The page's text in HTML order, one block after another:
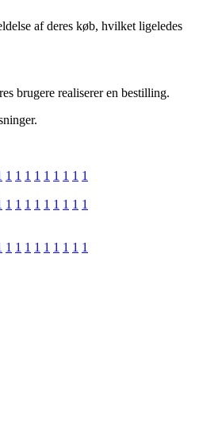
af deres køb, hvilket ligeledes
brugere realiserer en bestilling.
1 1 1 1 1 1 1 1 1
1 1 1 1 1 1 1 1 1
1 1 1 1 1 1 1 1 1